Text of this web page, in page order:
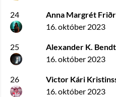
24
Anna Margrét
16. október 2023
25
Alexander K.
16. október 2023
26
Victor Kári
16. október 2023